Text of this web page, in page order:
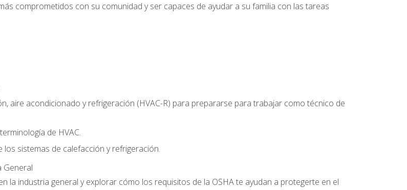
comprometidos con su comunidad y ser capaces de ayudar a su familia con las tareas
aire acondicionado y refrigeración (HVAC-R) para prepararse para trabajar como técnico de
de HVAC.
sistemas de calefacción y refrigeración.
General
la industria general y explorar cómo los requisitos de la OSHA te ayudan a protegerte en el